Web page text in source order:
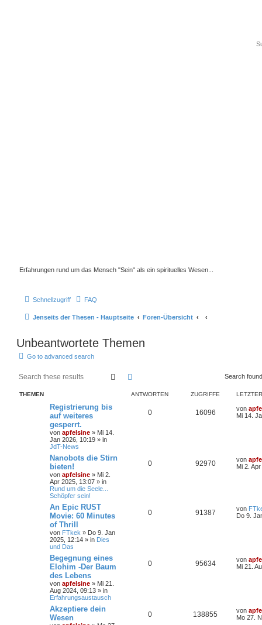
Erfahrungen rund um das Mensch "Sein" als ein spirituelles Wesen...
Schnellzugriff FAQ
Jenseits der Thesen - Hauptseite Foren-Übersicht
Unbeantwortete Themen
Go to advanced search
Suche Search
THEMEN ANTWORTEN ZUGRIFFE
Registrierung bis
auf weiteres
gesperrt.
von apfelsine » Mi 14.
Jan 2026, 10:19 » in
JdT-News
0 16096 von
Mi 14.
Nanobots die Stirn
bieten!
von apfelsine » Mi 2.
Apr 2025, 13:07 » in
Rund um die Seele...
Schöpfer sein!
0 92970 von
Mi 2.
An Epic RUST
Movie: 60 Minutes
of Thrill
von FTkek » Do 9. Jan
2025, 12:14 » in Dies
und Das
0 91387 von
Do 9.
Begegnung eines
Elohim -Der Baum
des Lebens
von apfelsine » Mi 21.
Aug 2024, 09:13 » in
Erfahrungsaustausch
0 95634 von
Mi 21.
Akzeptiere dein
Wesen
0 138855 von
Mo 27.